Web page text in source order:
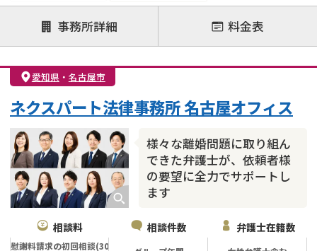
注力案件
離婚前相談
離婚調停
離婚裁判
親権・面会交流権
DV
モラハラ
不貞・不倫慰謝料請求
財産分与
内縁の夫婦 熟年離婚
事務所詳細 料金表
愛知県 ・ 名古屋市
様々な離婚問題に取り組ん
できた弁護士が、依頼者様
の要望に全力でサポートし
ます
ネクスパート法律事務所 名古屋オフィス
相談料
慰謝料請求の初回相談(30
相談件数 弁護士在籍数